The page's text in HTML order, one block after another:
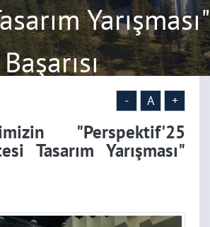
Yarışması"
Başarısı
- A +
"Perspektif'25
Tasarım Yarışması"